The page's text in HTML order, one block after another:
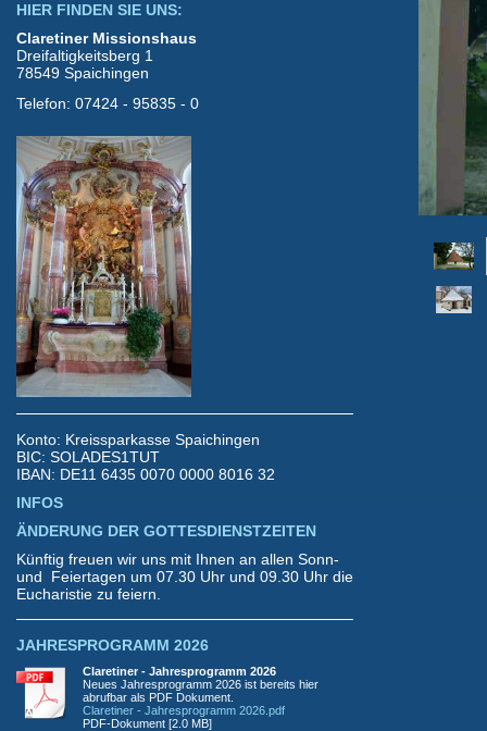
HIER FINDEN SIE UNS:
Claretiner Missionshaus
Dreifaltigkeitsberg 1
78549 Spaichingen
Telefon: 07424 - 95835 - 0
Konto: Kreissparkasse Spaichingen
BIC: SOLADES1TUT
IBAN: DE11 6435 0070 0000 8016 32
INFOS
ÄNDERUNG DER GOTTESDIENSTZEITEN
Künftig freuen wir uns mit Ihnen an allen Sonn-
und Feiertagen um 07.30 Uhr und 09.30 Uhr die
Eucharistie zu feiern.
JAHRESPROGRAMM 2026
Claretiner - Jahresprogramm 2026
Neues Jahresprogramm 2026 ist bereits hier
abrufbar als PDF Dokument.
Claretiner - Jahresprogramm 2026.pdf
PDF-Dokument [2.0 MB]